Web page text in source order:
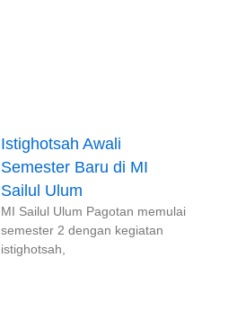
Istighotsah Awali
Semester Baru di MI
Sailul Ulum
MI Sailul Ulum Pagotan memulai
semester 2 dengan kegiatan
istighotsah,